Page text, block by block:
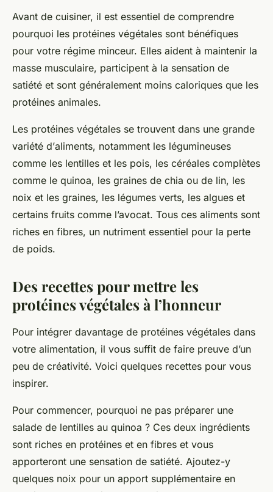
Avant de cuisiner, il est essentiel de comprendre
pourquoi les protéines végétales sont bénéfiques
pour votre régime minceur. Elles aident à maintenir la
masse musculaire, participent à la sensation de
satiété et sont généralement moins caloriques que les
protéines animales.
Les protéines végétales se trouvent dans une grande
variété d’aliments, notamment les légumineuses
comme les lentilles et les pois, les céréales complètes
comme le quinoa, les graines de chia ou de lin, les
noix et les graines, les légumes verts, les algues et
certains fruits comme l’avocat. Tous ces aliments sont
riches en fibres, un nutriment essentiel pour la perte
de poids.
Des recettes pour mettre les
protéines végétales à l’honneur
Pour intégrer davantage de protéines végétales dans
votre alimentation, il vous suffit de faire preuve d’un
peu de créativité. Voici quelques recettes pour vous
inspirer.
Pour commencer, pourquoi ne pas préparer une
salade de lentilles au quinoa ? Ces deux ingrédients
sont riches en protéines et en fibres et vous
apporteront une sensation de satiété. Ajoutez-y
quelques noix pour un apport supplémentaire en